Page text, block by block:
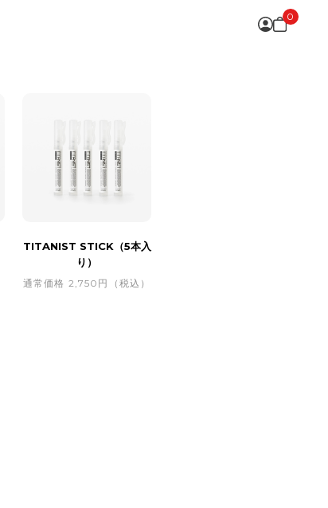
0
TITANIST STICK（5本入
り）
通常価格 2,750円（税込）